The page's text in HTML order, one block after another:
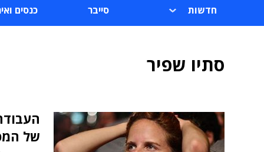
חדשות סייבר כנסים
סתיו שפיר
של